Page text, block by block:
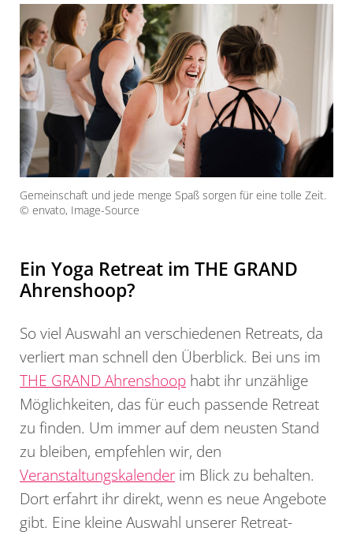
Gemeinschaft und jede menge Spaß sorgen für eine tolle Zeit.
© envato, Image-Source
Ein Yoga Retreat im THE GRAND
Ahrenshoop?
So viel Auswahl an verschiedenen Retreats, da
verliert man schnell den Überblick. Bei uns im
THE GRAND Ahrenshoop habt ihr unzählige
Möglichkeiten, das für euch passende Retreat
zu finden. Um immer auf dem neusten Stand
zu bleiben, empfehlen wir, den
Veranstaltungskalender im Blick zu behalten.
Dort erfahrt ihr direkt, wenn es neue Angebote
gibt. Eine kleine Auswahl unserer Retreat-